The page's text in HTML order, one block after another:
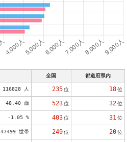
全国 都道府県内
116828 人 235 位 18 位
48.40 歳 523 位 32 位
-1.05 % 403 位 31 位
47499 世帯 249 位 20 位